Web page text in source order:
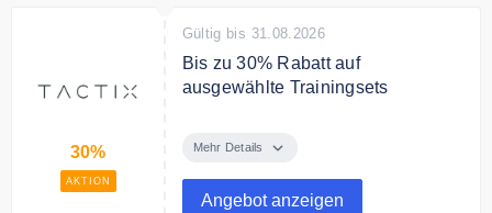
30%
AKTION
Gültig bis 31.08.2026
Bis zu 30% Rabatt auf
ausgewählte Trainingsets
ausgewählte Trainingsets.
Mehr Details
Angebot anzeigen